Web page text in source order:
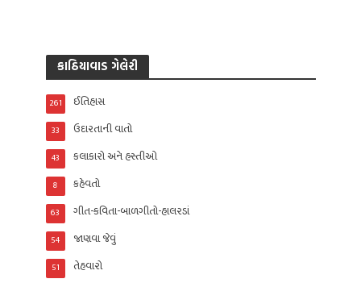
કાઠિયાવાડ ગેલેરી
ઈતિહાસ
261
ઉદારતાની વાતો
33
કલાકારો અને હસ્તીઓ
43
કહેવતો
8
ગીત-કવિતા-બાળગીતો-હાલરડાં
63
જાણવા જેવું
54
તેહવારો
51